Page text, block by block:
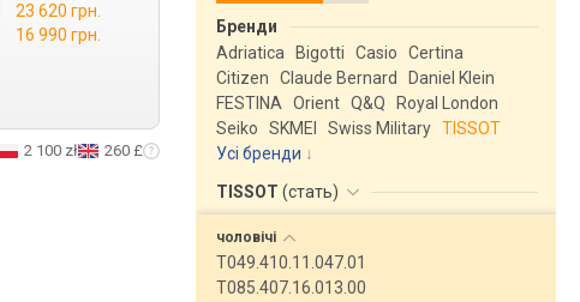
23 620 грн.
16 990 грн.
2 100 zł 260 £
Бренди
Adriatica
Bigotti Casio
Certina
Citizen
Claude Bernard
Daniel Klein
FESTINA
Orient Q&Q
Royal London
Seiko
SKMEI Swiss Military TISSOT
Усі бренди
TISSOT (стать)
чоловічі
T049.410.11.047.01
T085.407.16.013.00